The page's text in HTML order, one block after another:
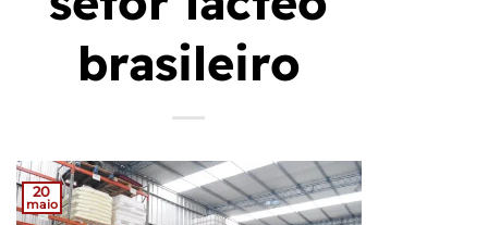
brasileiro
20
maio